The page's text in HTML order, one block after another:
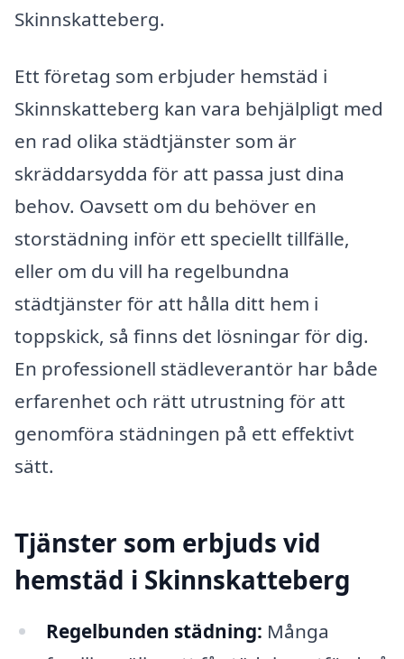
Skinnskatteberg.
Ett företag som erbjuder hemstäd i
Skinnskatteberg kan vara behjälpligt med
en rad olika städtjänster som är
skräddarsydda för att passa just dina
behov. Oavsett om du behöver en
storstädning inför ett speciellt tillfälle,
eller om du vill ha regelbundna
städtjänster för att hålla ditt hem i
toppskick, så finns det lösningar för dig.
En professionell städleverantör har både
erfarenhet och rätt utrustning för att
genomföra städningen på ett effektivt
sätt.
Tjänster som erbjuds vid
hemstäd i Skinnskatteberg
Regelbunden städning: Många